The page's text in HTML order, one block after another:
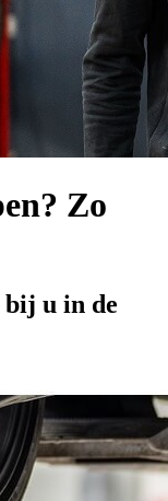
Zo
bij u in de